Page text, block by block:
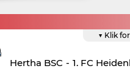
▼ Klik
Hertha BSC - 1. FC